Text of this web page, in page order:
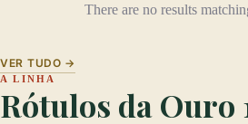
There are no results
VER TUDO →
A LINHA
Rótulos da Ouro